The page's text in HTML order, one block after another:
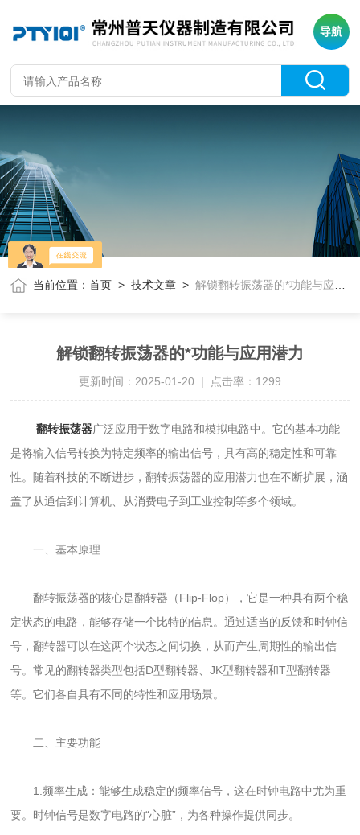
导航
当前位置：首页 >技术文章 >解锁翻转振荡器的*功能与应用潜力
解锁翻转振荡器的*功能与应用潜力
更新时间：2025-01-20 | 点击率：1299
翻转振荡器广泛应用于数字电路和模拟电路中。它的基本功能
是将输入信号转换为特定频率的输出信号，具有高的稳定性和可靠
性。随着科技的不断进步，翻转振荡器的应用潜力也在不断扩展，涵
盖了从通信到计算机、从消费电子到工业控制等多个领域。
一、基本原理
翻转振荡器的核心是翻转器（Flip-Flop），它是一种具有两个稳
定状态的电路，能够存储一个比特的信息。通过适当的反馈和时钟信
号，翻转器可以在这两个状态之间切换，从而产生周期性的输出信
号。常见的翻转器类型包括D型翻转器、JK型翻转器和T型翻转器
等。它们各自具有不同的特性和应用场景。
二、主要功能
1.频率生成：能够生成稳定的频率信号，这在时钟电路中尤为重
要。时钟信号是数字电路的“心脏”，为各种操作提供同步。